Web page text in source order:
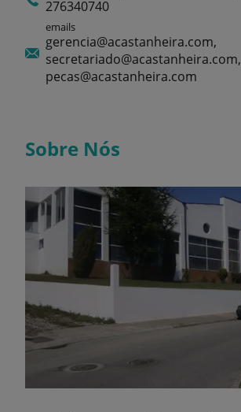
276340740
emails
gerencia@acastanheira.com,
secretariado@acastanheira.com,
pecas@acastanheira.com
Sobre Nós